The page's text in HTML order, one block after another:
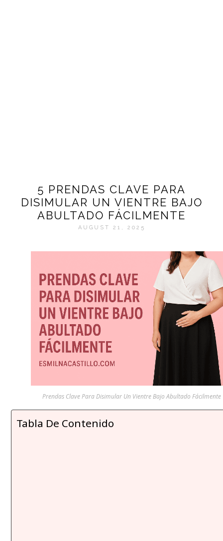
5 PRENDAS CLAVE PARA
DISIMULAR UN VIENTRE BAJO
ABULTADO FÁCILMENTE
AUGUST 21, 2025
Prendas Clave Para Disimular Un Vientre Bajo Abultado Fácilmente
Tabla De Contenido